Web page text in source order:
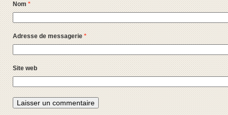
Nom*
Adresse de messagerie*
Site web